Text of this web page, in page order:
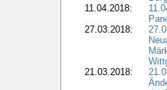
11.04.2018:
27.03.2018:
21.03.2018: